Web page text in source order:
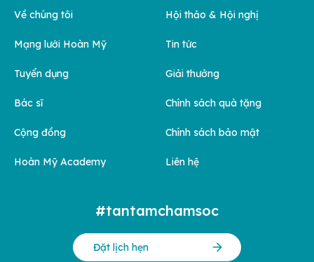
Về chúng tôi
Mạng lưới Hoàn Mỹ
Tuyển dụng
Bác sĩ
Cộng đồng
Hoàn Mỹ Academy
Hội thảo & Hội nghị
Tin tức
Giải thưởng
Chính sách quà tặng
Chính sách bảo mật
Liên hệ
#tantamchamsoc
Đặt lịch hẹn